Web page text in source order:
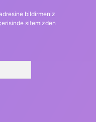
bildirmeniz
sitemizden